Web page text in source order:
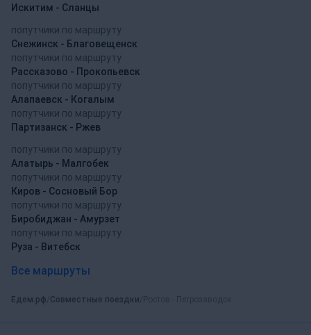
Искитим - Сланцы
попутчики по маршруту
Снежинск - Благовещенск
попутчики по маршруту
Рассказово - Прокопьевск
попутчики по маршруту
Алапаевск - Когалым
попутчики по маршруту
Партизанск - Ржев
попутчики по маршруту
Алатырь - Малгобек
попутчики по маршруту
Киров - Сосновый Бор
попутчики по маршруту
Биробиджан - Амурзет
попутчики по маршруту
Руза - Витебск
Все маршруты
Едем.рф Совместные поездки